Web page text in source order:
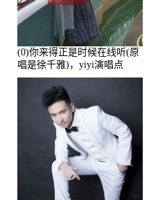
(0)你来得正是时候在线听(原
唱是徐千雅)，yiyi演唱点
播:21991次